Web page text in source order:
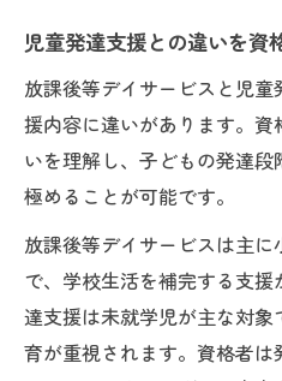
児童発達支援との違いを資
放課後等デイサービスと児
援内容に違いがあります。
いを理解し、子どもの発達
極めることが可能です。
放課後等デイサービスは主
で、学校生活を補完する支
達支援は未就学児が主な対
育が重視されます。資格者